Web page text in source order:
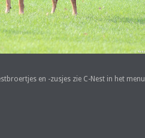
en -zusjes zie C-Nest in het menu